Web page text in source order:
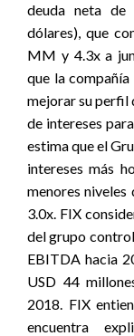
deuda neta
dólares), que
MM y 4.3x a
que la
mejorar su perfil
de intereses
estima que el
intereses más
menores
3.0x. FIX
del grupo
EBITDA hacia
USD 44
2018. FIX
encuentra